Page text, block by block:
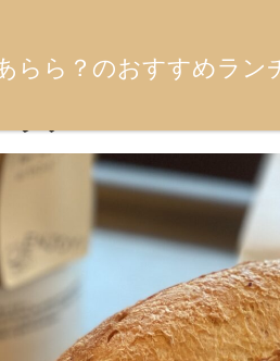
らら？のおすすめラン
「スターバックス